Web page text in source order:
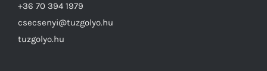
+36 70 394 1979
csecsenyi@tuzgolyo.hu
tuzgolyo.hu